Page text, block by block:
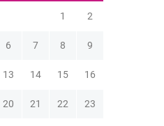
1 2
6 7 8 9
13 14 15 16
20 21 22 23